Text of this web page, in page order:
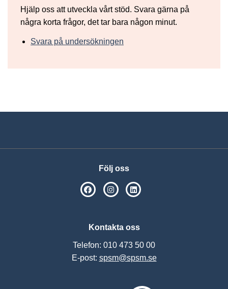
Hjälp oss att utveckla vårt stöd. Svara gärna på
några korta frågor, det tar bara någon minut.
Svara på undersökningen
Följ oss
SPSM på Facebook
SPSM på Instagram
Kontakta oss
Telefon: 010 473 50 00
E-post: spsm@spsm.se